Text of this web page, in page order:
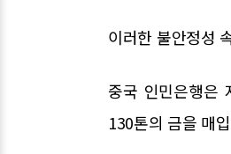
이러한 불안정성
중국 인민은행은
130톤의 금을 매